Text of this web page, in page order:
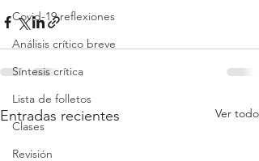
Covid-19 reflexiones
Análisis crítico breve
Síntesis crítica
Lista de folletos
Clases
Revisión
Entradas recientes Ver todo